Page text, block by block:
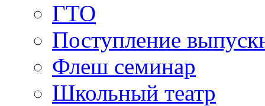
ГТО
Поступление
Флеш семинар
Школьный театр